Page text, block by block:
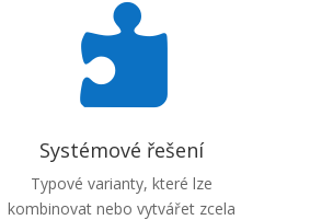

Systémové řešení
Typové varianty, které lze
kombinovat nebo vytvářet zcela